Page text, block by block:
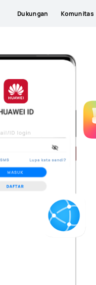
Dukungan Komunitas